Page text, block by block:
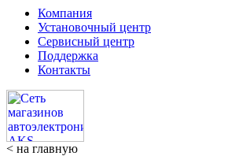
Компания
Установочный центр
Сервисный центр
Поддержка
Контакты
< на главную